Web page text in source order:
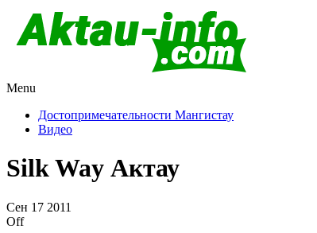
Menu
Достопримечательности Мангистау
Видео
Silk Way Актау
Сен 17 2011
Off